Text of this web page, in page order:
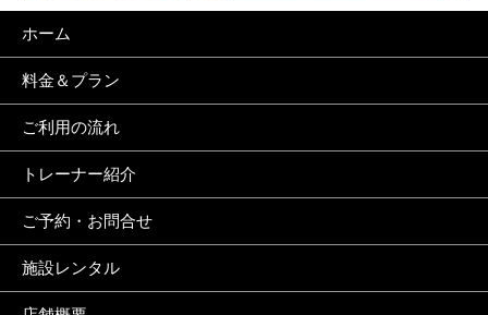
ホーム
料金＆プラン
ご利用の流れ
トレーナー紹介
ご予約・お問合せ
施設レンタル